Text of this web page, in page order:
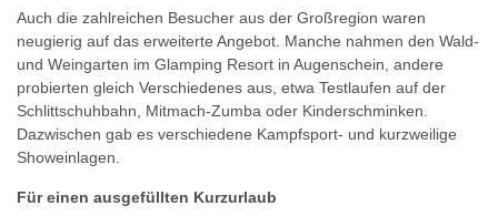
Auch die zahlreichen Besucher aus der Großregion waren
neugierig auf das erweiterte Angebot. Manche nahmen den Wald-
und Weingarten im Glamping Resort in Augenschein, andere
probierten gleich Verschiedenes aus, etwa Testlaufen auf der
Schlittschuhbahn, Mitmach-Zumba oder Kinderschminken.
Dazwischen gab es verschiedene Kampfsport- und kurzweilige
Showeinlagen.
Für einen ausgefüllten Kurzurlaub